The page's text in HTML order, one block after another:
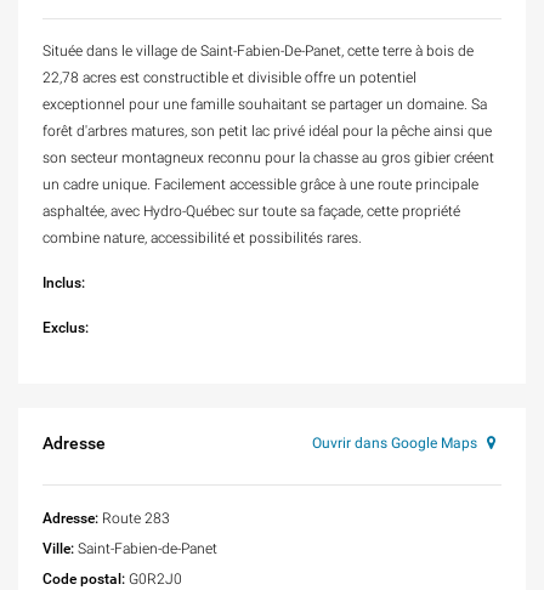
Située dans le village de Saint-Fabien-De-Panet, cette terre à bois de
22,78 acres est constructible et divisible offre un potentiel
exceptionnel pour une famille souhaitant se partager un domaine. Sa
forêt d'arbres matures, son petit lac privé idéal pour la pêche ainsi que
son secteur montagneux reconnu pour la chasse au gros gibier créent
un cadre unique. Facilement accessible grâce à une route principale
asphaltée, avec Hydro-Québec sur toute sa façade, cette propriété
combine nature, accessibilité et possibilités rares.
Inclus:
Exclus:
Adresse Ouvrir dans Google Maps
Adresse: Route 283
Ville: Saint-Fabien-de-Panet
Code postal: G0R2J0